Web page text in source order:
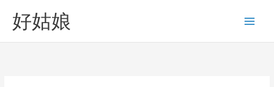
好姑娘